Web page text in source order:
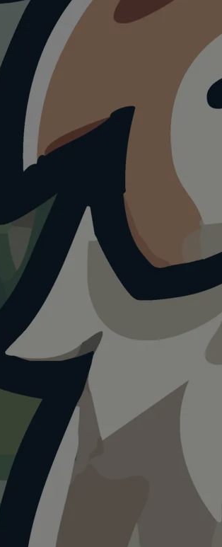
Schweiz Zürich Wildnispark Zürich
Heute istein guter Tag
und sonnig. Schatten vorhanden. Ein
OpenWeatherMap